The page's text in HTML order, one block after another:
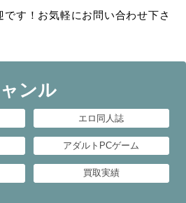
す！お気軽にお問い合わせ下さ
ンル
エロ同人誌
アダルトPCゲーム
買取実績